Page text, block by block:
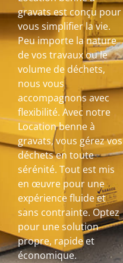
gravats est conçu pour
vous simplifier la vie.
Peu importe la nature
de vos travaux ou le
volume de déchets,
nous vous
accompagnons avec
flexibilité. Avec notre
Location benne à
gravats, vous gérez vos
déchets en toute
sérénité. Tout est mis
en œuvre pour une
expérience fluide et
sans contrainte. Optez
pour une solution
propre, rapide et
économique.